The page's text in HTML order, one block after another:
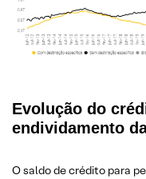
Evolução do
endividamento
O saldo de crédito para